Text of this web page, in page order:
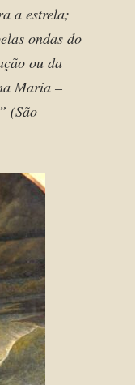
a estrela;
ondas do
ou da
Maria –
” (São